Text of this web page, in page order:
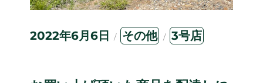
投
2022年6月6日
カ
テ
ー
その他
タ
グ
3号店